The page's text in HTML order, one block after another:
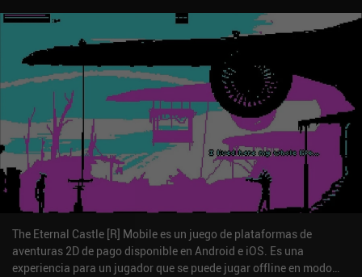
se repiten, cada desafío es único. Las nuevas localizaciones
también introducen nuevas personas con las que interactuar. La
historia se presenta a través de escenas entre niveles y diálogos
con las nuevas personas que vamos conociendo, y se vuelve cada
vez más intrigante cuanto más aprendemos sobre la triste verdad
de nuestro pasado. La única pega son los pobres controles táctiles
no ajustables que hacen que algunos botones no siempre hagan lo
que se supone que deben hacer. Por suerte, es compatible con
mandos Bluetooth.El primer capítulo de Chronology es gratuito en
android y cuesta 0,99 $ en iOS. En ambas plataformas, el segundo
capítulo se desbloquea mediante un único iAP de 1,99 $. A pesar
de ser bastante corto, es un juego de plataformas casual perfecto
para cualquier aficionado a los juegos de calidad para móviles.
The Eternal Castle [R] Mobile es un juego de plataformas de
aventuras 2D de pago disponible en Android e iOS. Es una
experiencia para un jugador que se puede jugar offline en modo